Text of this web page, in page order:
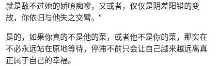
就是敌不过她的娇嗔痴嗲，又或者，仅仅是阴差阳错的变
故，你依旧与他失之交臂。”
是的，如果你真的不是他的菜，或者他不是你的菜，那实在
不必永远站在原地等待，停滞不前只会让自己越来越远离真
正属于自己的幸福。